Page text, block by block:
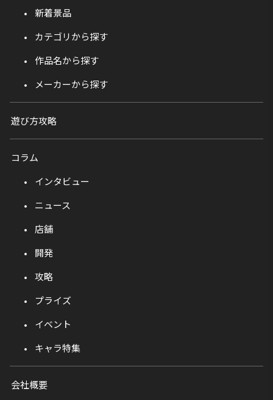
新着景品
カテゴリから探す
作品名から探す
メーカーから探す
遊び方攻略
コラム
インタビュー
ニュース
店舗
開発
攻略
プライズ
イベント
キャラ特集
会社概要